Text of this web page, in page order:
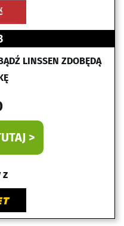
LINSSEN ZDOBĘDĄ
>
z